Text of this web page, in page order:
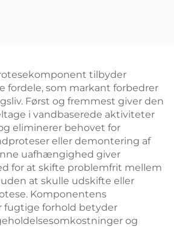
tilbyder
fordele, som markant forbedrer
Først og fremmest giver den
i vandbaserede aktiviteter
eliminerer behovet for
eller demontering af
uafhængighed giver
for at skifte problemfrit mellem
at skulle udskifte eller
Komponentens
fugtige forhold betyder
og